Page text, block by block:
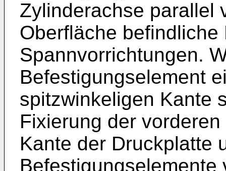
Zylinderachse parallel
Oberfläche befindliche
Spannvorrichtungen.
Befestigungselement
spitzwinkeligen Kante
Fixierung der
Kante der Druckplatte